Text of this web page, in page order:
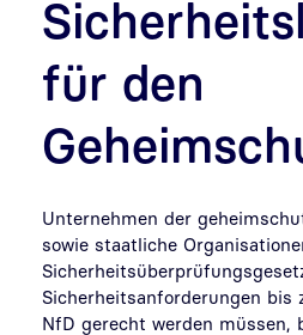
für den
Unternehmen der
sowie staatliche
Sicherheitsanforderungen bis
NfD gerecht werden müssen,